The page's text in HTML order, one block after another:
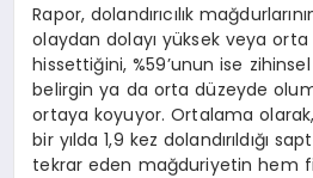
Rapor, dolandırıcılık
olaydan dolayı yüksek veya
hissettiğini, %59’unun ise zihinsel
belirgin ya da orta düzeyde
ortaya koyuyor. Ortalama
bir yılda 1,9 kez dolandırıldığı
tekrar eden mağduriyetin hem